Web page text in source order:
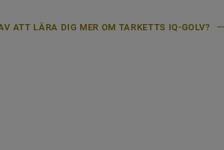
ATT LÄRA DIG MER OM TARKETTS IQ-GOLV?